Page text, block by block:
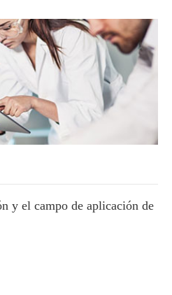
y el campo de aplicación de